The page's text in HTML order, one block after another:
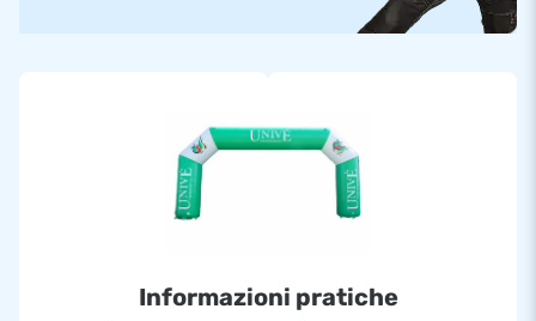
Informazioni pratiche